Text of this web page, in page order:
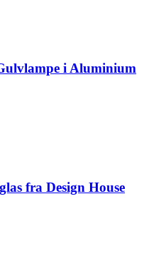
i Aluminium
fra Design House